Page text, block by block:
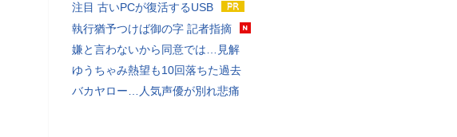
注目 古いPCが復活するUSB
執行猶予つけば御の字 記者指摘
嫌と言わないから同意では…見解
ゆうちゃみ熱望も10回落ちた過去
バカヤロー…人気声優が別れ悲痛